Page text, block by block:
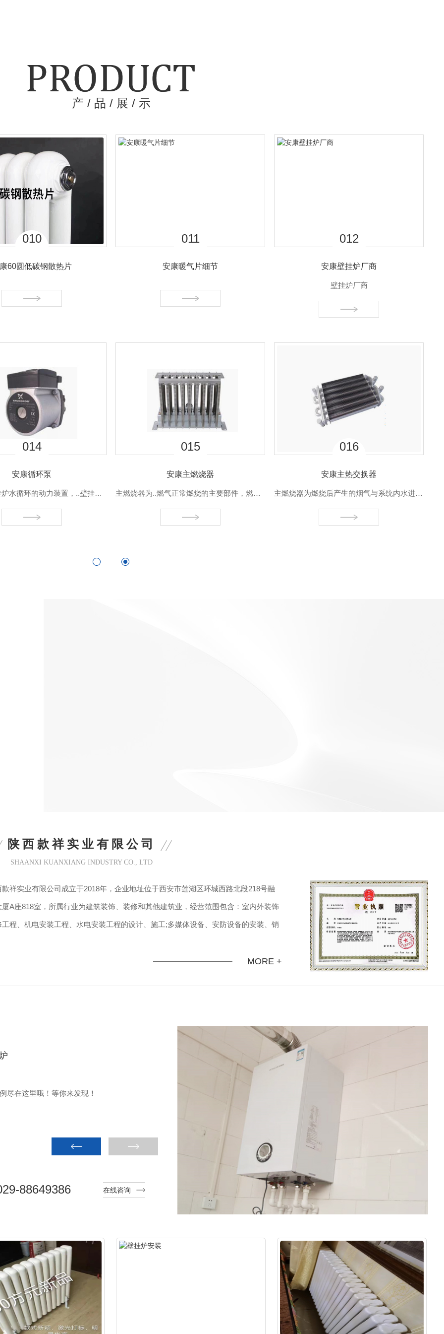
产 / 品 / 展 / 示
02
安康贝力菲壁挂炉
03
安康贝力菲壁挂炉
04
安康贝力菲壁挂炉
壁挂炉L1PB型(分段板换式)
06
安康暖气片
07
安康钢制板式散热器
08
安康60圆低碳钢散热片
陕西款祥实业有限公司
SHAANXI KUANXIANG INDUSTRY CO., LTD
款祥实业有限公司成立于2018年，企业地址位于西安市莲湖区环城西路北段218号融
厦A座818室，所属行业为建筑装饰、装修和其他建筑业，经营范围包含：室内外装饰
工程、机电安装工程、水电安装工程的设计、施工;多媒体设备、安防设备的安装、销
燃气、电壁挂炉安装、维修及配件销售;电热水器、空气热水器、供暖设备、制冷设
MORE +
尽在这里哦！等你来发现！
88649386 在线咨询